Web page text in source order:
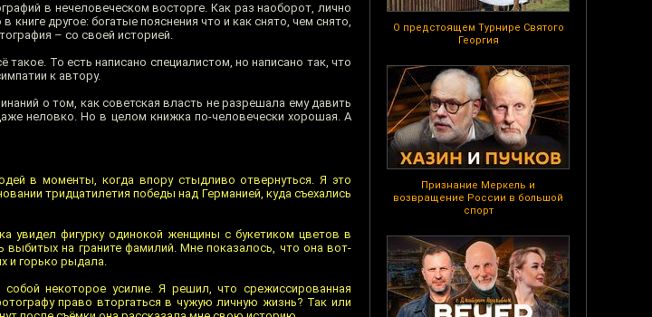
О предстоящем Турнире Святого
Георгия
Признание Меркель и
возвращение России в большой
спорт
в нечеловеческом восторге. Как раз наоборот, лично
другое: богатые пояснения что и как снято, чем снято,
– со своей историей.
То есть написано специалистом, но написано так, что
к автору.
о том, как советская власть не разрешала ему давить
неловко. Но в целом книжка по-человечески хорошая. А
в моменты, когда впору стыдливо отвернуться. Я это
тридцатилетия победы над Германией, куда съехались
увидел фигурку одинокой женщины с букетиком цветов в
на граните фамилий. Мне показалось, что она вот-
и горько рыдала.
некоторое усилие. Я решил, что срежиссированная
право вторгаться в чужую личную жизнь? Так или